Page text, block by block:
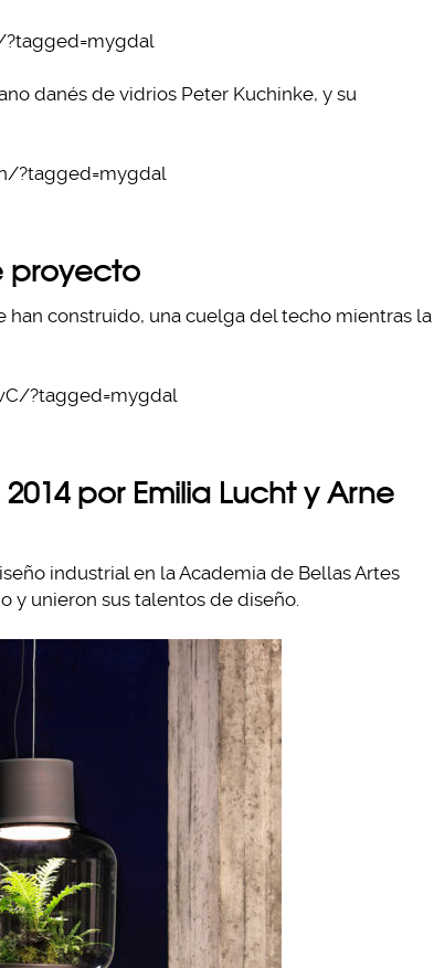
danés de vidrios Peter Kuchinke, y su
?tagged=mygdal
proyecto
han construido, una cuelga del techo mientras la
?tagged=mygdal
por Emilia Lucht y Arne
industrial en la Academia de Bellas Artes
y unieron sus talentos de diseño.